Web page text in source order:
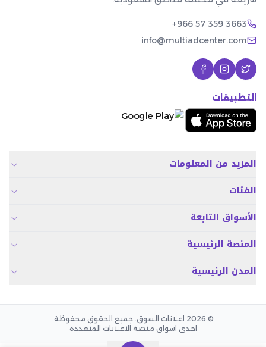
+966 57 359 3663
info@multiadcenter.com
التطبيقات
المزيد من المعلومات
الفئات
الأسواق التابعة
المنصة الرئيسية
المدن الرئيسية
© 2026 اعلانات السوق. جميع الحقوق محفوظة.
احدى اسواق منصة الاعلانات المتعددة